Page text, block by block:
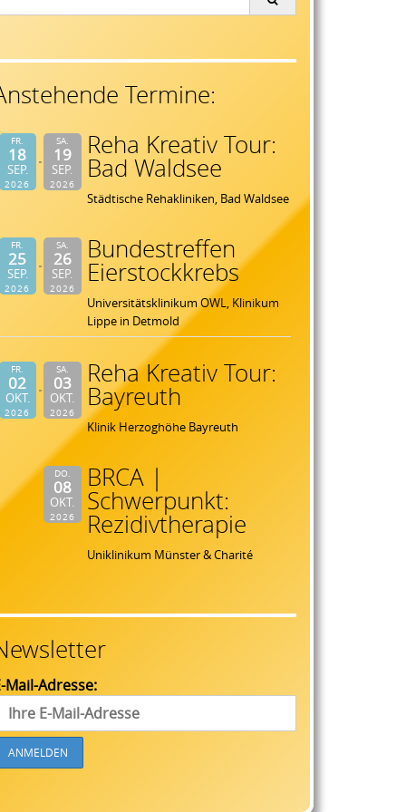
Termine:
FR.
18
SEP.
2026
SA.
19
SEP.
2026
Reha Kreativ Tour:
Bad Waldsee
Städtische Rehakliniken, Bad Waldsee
FR.
25
SEP.
2026
SA.
26
SEP.
2026
Bundestreffen
Eierstockkrebs
Universitätsklinikum OWL, Klinikum
Lippe in Detmold
FR.
02
OKT.
2026
SA.
03
OKT.
2026
Reha Kreativ Tour:
Bayreuth
Klinik Herzoghöhe Bayreuth
DO.
08
OKT.
2026
BRCA |
Schwerpunkt:
Rezidivtherapie
Uniklinikum Münster & Charité
Mail-Adresse: